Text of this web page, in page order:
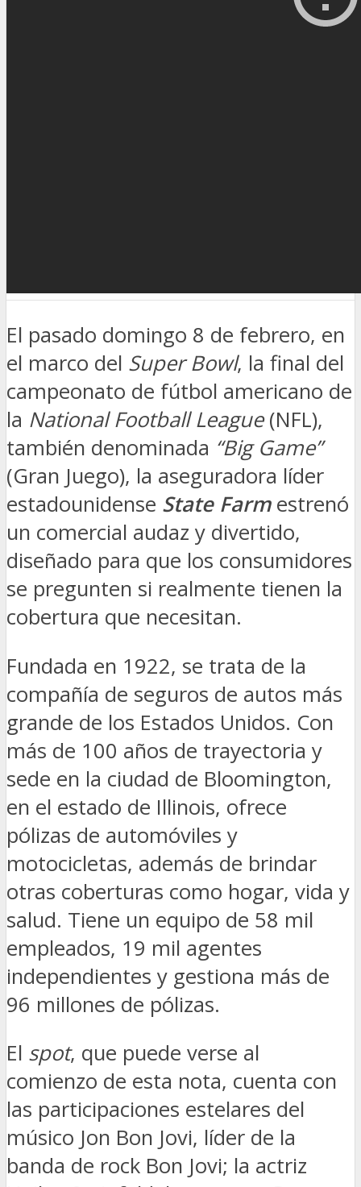
El pasado domingo 8 de febrero, en
el marco del Super Bowl, la final del
campeonato de fútbol americano de
la National Football League(NFL),
también denominada “Big Game”
(Gran Juego), la aseguradora líder
estadounidense State Farmestrenó
un comercial audaz y divertido,
diseñado para que los consumidores
se pregunten si realmente tienen la
cobertura que necesitan.
Fundada en 1922, se trata de la
compañía de seguros de autos más
grande de los Estados Unidos. Con
más de 100 años de trayectoria y
sede en la ciudad de Bloomington,
en el estado de Illinois, ofrece
pólizas de automóviles y
motocicletas, además de brindar
otras coberturas como hogar, vida y
salud. Tiene un equipo de 58 mil
empleados, 19 mil agentes
independientes y gestiona más de
96 millones de pólizas.
El spot, que puede verse al
comienzo de esta nota, cuenta con
las participaciones estelares del
músico Jon Bon Jovi, líder de la
banda de rock Bon Jovi; la actriz